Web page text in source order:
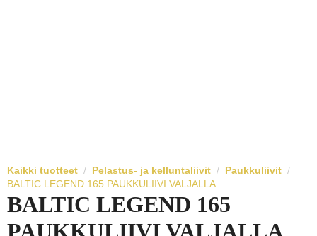
Kaikki tuotteet Pelastus- ja kelluntaliivit
Paukkuliivit
BALTIC LEGEND 165 PAUKKULIIVI VALJALLA
BALTIC LEGEND 165